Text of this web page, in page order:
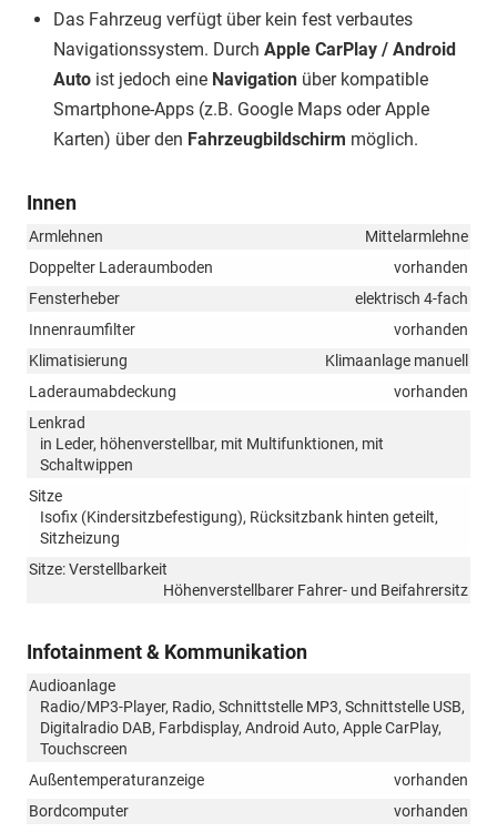
Das Fahrzeug verfügt über kein fest verbautes
Navigationssystem. Durch Apple CarPlay / Android
Auto ist jedoch eine Navigation über kompatible
Smartphone-Apps (z.B. Google Maps oder Apple
Karten) über den Fahrzeugbildschirm möglich.
Innen
Armlehnen
Mittelarmlehne
Doppelter Laderaumboden
vorhanden
Fensterheber
elektrisch 4-fach
Innenraumfilter
vorhanden
Klimatisierung
Klimaanlage manuell
Laderaumabdeckung
vorhanden
Lenkrad
in Leder, höhenverstellbar, mit Multifunktionen, mit
Schaltwippen
Sitze
Isofix (Kindersitzbefestigung), Rücksitzbank hinten geteilt,
Sitzheizung
Sitze: Verstellbarkeit
Höhenverstellbarer Fahrer- und Beifahrersitz
Infotainment & Kommunikation
Audioanlage
Radio/MP3-Player, Radio, Schnittstelle MP3, Schnittstelle USB,
Digitalradio DAB, Farbdisplay, Android Auto, Apple CarPlay,
Touchscreen
Außentemperaturanzeige
vorhanden
Bordcomputer
vorhanden